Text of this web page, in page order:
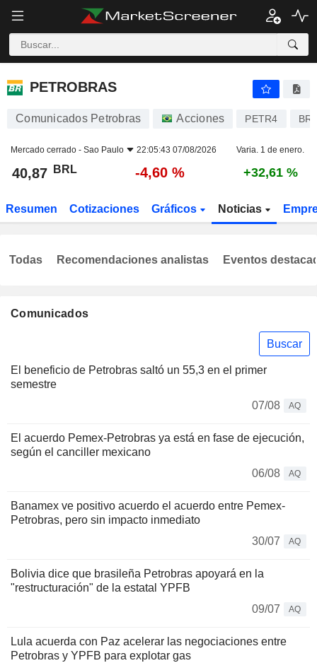
PETROBRAS
PETROBRAS
Comunicados Petrobras Acciones PETR4
Mercado cerrado - Sao Paulo 22:05:43 07/08/2026 Varia. 1 de enero.
40,87 BRL -4,60 % +32,61 %
Resumen Cotizaciones Gráficos Noticias
Comunicados
Buscar
El beneficio de Petrobras saltó un 55,3 en el primer
semestre
07/08
AQ
El acuerdo Pemex-Petrobras ya está en fase de ejecución,
según el canciller mexicano
06/08
AQ
Banamex ve positivo acuerdo el acuerdo entre Pemex-
Petrobras, pero sin impacto inmediato
30/07
AQ
Bolivia dice que brasileña Petrobras apoyará en la
"restructuración" de la estatal YPFB
09/07
AQ
Lula acuerda con Paz acelerar las negociaciones entre
Petrobras y YPFB para explotar gas
Todas Recomendaciones analistas Eventos